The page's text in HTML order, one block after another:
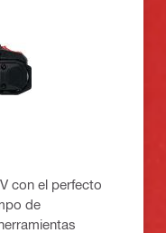
con el perfecto
de